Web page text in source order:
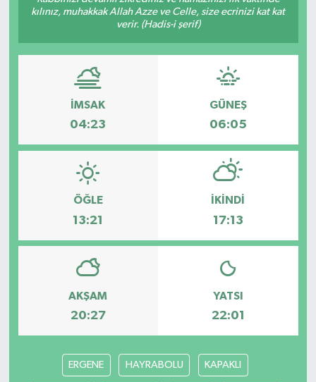
kılınız, muhakkak Allah Azze ve Celle, size ecrinizi kat kat
verir. (Hadis-i şerif)
İMSAK
04:23
GÜNEŞ
06:05
ÖĞLE
13:21
İKINDI
17:13
AKŞAM
20:27
YATSI
22:01
ERGENE HAYRABOLU KAPAKLI